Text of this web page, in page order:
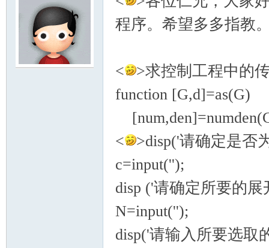
程序。希望多多指教
<
>求控制工程中的
function [G,d]=as(G)
<
>disp('请确定是否
c=input('');
disp ('请确定所要的展
N=input('');
disp('请输入所要选取